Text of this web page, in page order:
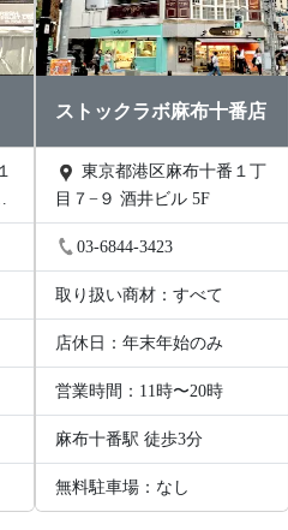
ストックラボ麻布十番店
東京都港区麻布十番１丁
目７−９ 酒井ビル 5F
03-6844-3423
取り扱い商材：すべて
店休日：年末年始のみ
営業時間：11時〜20時
麻布十番駅 徒歩3分
無料駐車場：なし